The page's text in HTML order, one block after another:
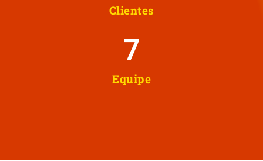
Clientes
Equipe
8